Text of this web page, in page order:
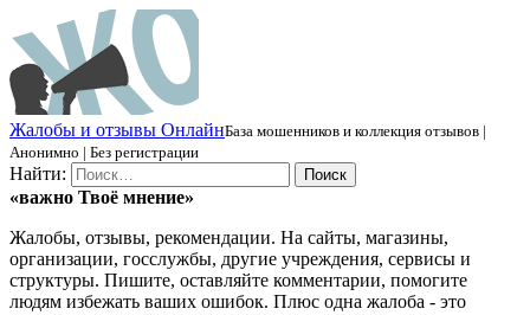
Жалобы и отзывы ОнлайнБаза мошенников и коллекция отзывов |
Анонимно | Без регистрации
Найти:
«важно Твоё мнение»
Жалобы, отзывы, рекомендации. На сайты, магазины,
организации, госслужбы, другие учреждения, сервисы и
структуры. Пишите, оставляйте комментарии, помогите
людям избежать ваших ошибок. Плюс одна жалоба - это